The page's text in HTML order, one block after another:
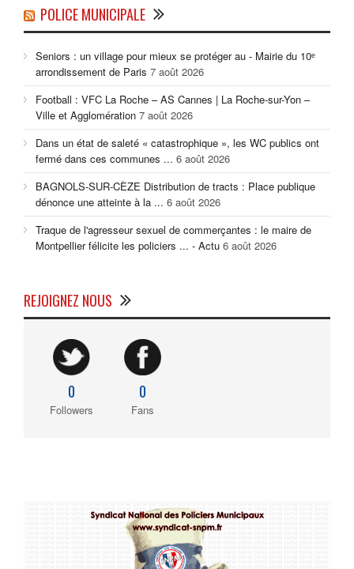
POLICE MUNICIPALE
Seniors : un village pour mieux se protéger au - Mairie du 10ᵉ
arrondissement de Paris 7 août 2026
Football : VFC La Roche – AS Cannes | La Roche-sur-Yon –
Ville et Agglomération 7 août 2026
Dans un état de saleté « catastrophique », les WC publics ont
fermé dans ces communes ... 6 août 2026
BAGNOLS-SUR-CÈZE Distribution de tracts : Place publique
dénonce une atteinte à la ... 6 août 2026
Traque de l'agresseur sexuel de commerçantes : le maire de
Montpellier félicite les policiers ... - Actu 6 août 2026
REJOIGNEZ NOUS
0
Followers
0
Fans